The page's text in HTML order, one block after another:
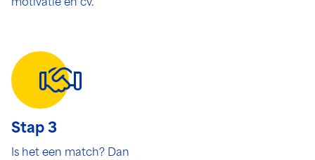
motivatie en cv.
Stap 3
Is het een match? Dan